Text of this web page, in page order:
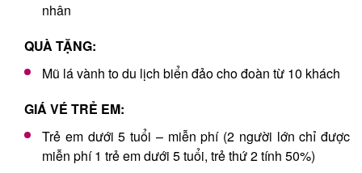
nhân
QUÀ TẶNG:
Mũ lá vành to du lịch biển đảo cho đoàn từ 10 khách
GIÁ VÉ TRẺ EM:
Trẻ em dưới 5 tuổi – miễn phí (2 người lớn chỉ được
miễn phí 1 trẻ em dưới 5 tuổi, trẻ thứ 2 tính 50%)